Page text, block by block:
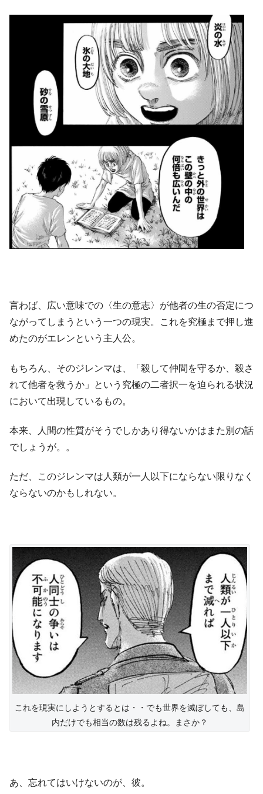
言わば、広い意味での〈生の意志〉が他者の生の否定につ
ながってしまうという一つの現実。これを究極まで押し進
めたのがエレンという主人公。
もちろん、そのジレンマは、「殺して仲間を守るか、殺さ
れて他者を救うか」という究極の二者択一を迫られる状況
において出現しているもの。
本来、人間の性質がそうでしかあり得ないかはまた別の話
でしょうが。。
ただ、このジレンマは人類が一人以下にならない限りなく
ならないのかもしれない。
これを現実にしようとするとは・・でも世界を滅ぼしても、島
内だけでも相当の数は残るよね。まさか？
あ、忘れてはいけないのが、彼。